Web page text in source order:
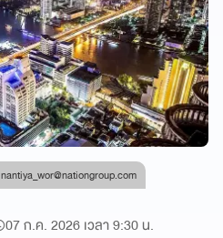
nantiya_wor@nationgroup.com
07 ก.ค. 2026 เวลา 9:30 น.